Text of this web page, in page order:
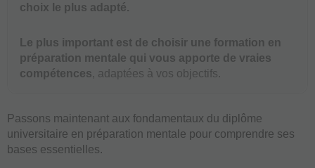
choix le plus adapté.
Le plus important est de choisir une formation en
préparation mentale qui vous apporte de vraies
compétences, adaptées à vos objectifs.
Passons maintenant aux fondamentaux du diplôme
universitaire en préparation mentale pour comprendre ses
bases essentielles.